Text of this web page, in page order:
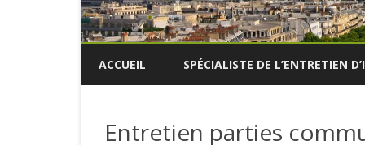
ACCUEIL SPÉCIALISTE DE L’ENTRETIEN
Entretien parties